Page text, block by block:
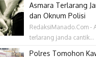
Asmara Terlarang
dan Oknum Polisi
RedaksiManado.Com -
terlarang janda cantik...
Polres Tomohon